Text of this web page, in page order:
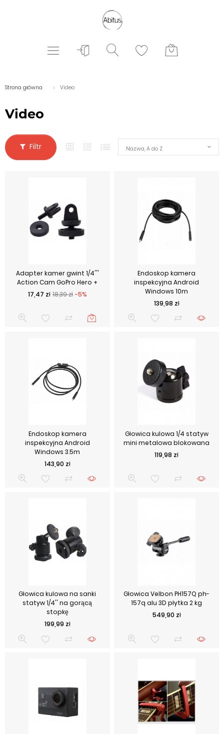
Strona główna Video
Video
Filtr Nazwa, A do Z
Adapter kamer gwint 1/4'''
Action Cam GoPro Hero +
Cena podstawowa
18,39 zł -5%
Cena
17,47 zł
Endoskop kamera
inspekcyjna Android
Windows 10m
Cena
139,98 zł
Endoskop kamera
inspekcyjna Android
Windows 3.5m
Cena
143,90 zł
Głowica kulowa 1/4 statyw
mini metalowa blokowana
Cena
119,98 zł
Głowica kulowa na sanki
statyw 1/4'' na gorącą
stopkę
Cena
199,99 zł
Głowica Velbon PH157Q ph-
157q alu 3D płytka 2 kg
Cena
549,90 zł